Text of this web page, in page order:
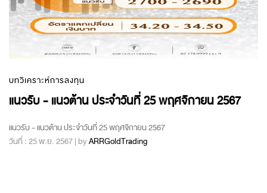
บทวิเคราะห์การลงทุน
แนวรับ - แนวต้าน ประจำวันที่ 25 พฤศจิกายน 2567
แนวรับ - แนวต้าน ประจำวันที่ 25 พฤศจิกายน 2567
วันที่ : 25 พ.ย. 2567 | byARRGoldTrading